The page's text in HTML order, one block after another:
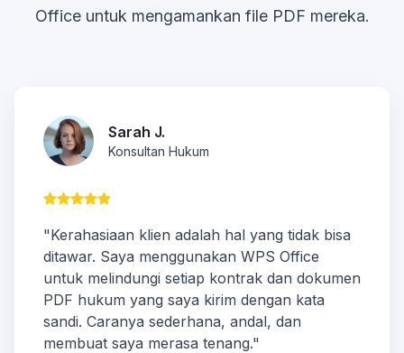
Office untuk mengamankan file PDF mereka.
Sarah J.
Konsultan Hukum
"Kerahasiaan klien adalah hal yang tidak bisa
ditawar. Saya menggunakan WPS Office
untuk melindungi setiap kontrak dan dokumen
PDF hukum yang saya kirim dengan kata
sandi. Caranya sederhana, andal, dan
membuat saya merasa tenang."